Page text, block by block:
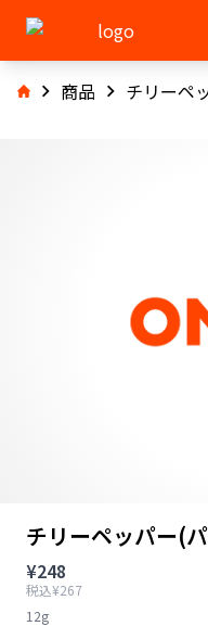
商品 チリーペ
チリーペッパー(
¥248
税込¥267
12g